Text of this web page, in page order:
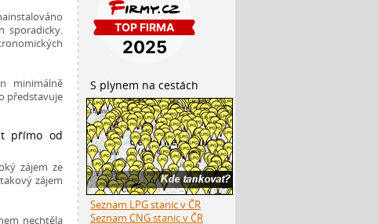
sporadicky.
minimálně
představuje
přímo od
zájem ze
zájem
nechtěla
S plynem na cestách
Seznam LPG stanic v ČR
Seznam CNG stanic v ČR